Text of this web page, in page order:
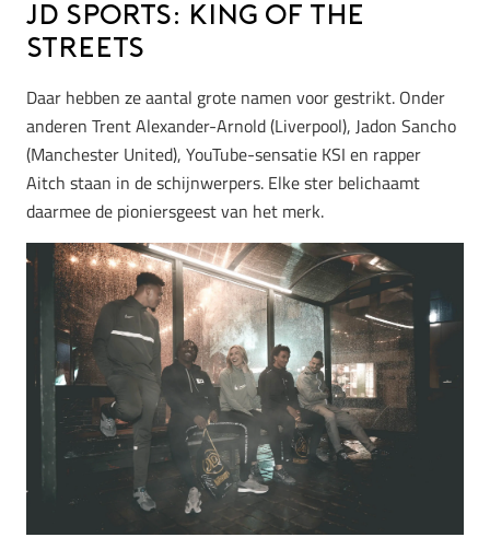
JD Sports: King Of The
Streets
Daar hebben ze aantal grote namen voor gestrikt. Onder
anderen Trent Alexander-Arnold (Liverpool), Jadon Sancho
(Manchester United), YouTube-sensatie KSI en rapper
Aitch staan in de schijnwerpers. Elke ster belichaamt
daarmee de pioniersgeest van het merk.